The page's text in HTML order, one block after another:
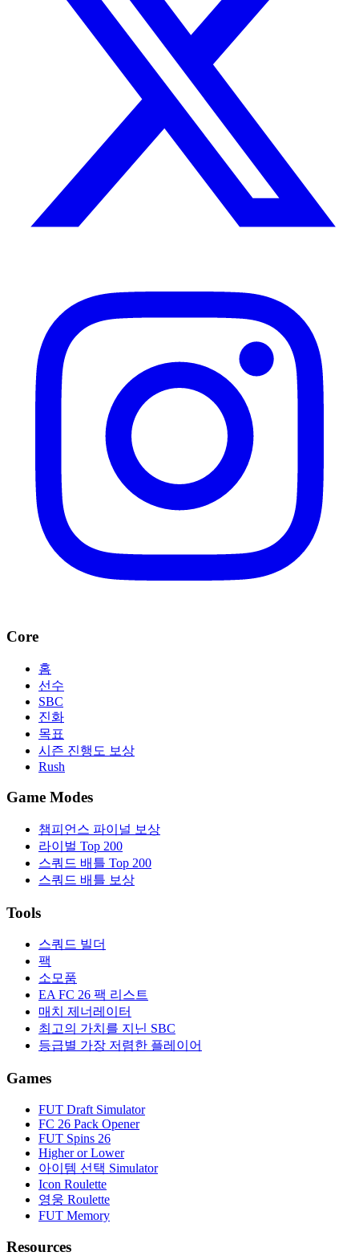
Core
홈
선수
SBC
진화
목표
시즌 진행도 보상
Rush
Game Modes
챔피언스 파이널 보상
라이벌 Top 200
스쿼드 배틀 Top 200
스쿼드 배틀 보상
Tools
스쿼드 빌더
팩
소모품
EA FC 26 팩 리스트
매치 제너레이터
최고의 가치를 지닌 SBC
등급별 가장 저렴한 플레이어
Games
FUT Draft Simulator
FC 26 Pack Opener
FUT Spins 26
Higher or Lower
아이템 선택 Simulator
Icon Roulette
영웅 Roulette
FUT Memory
Resources